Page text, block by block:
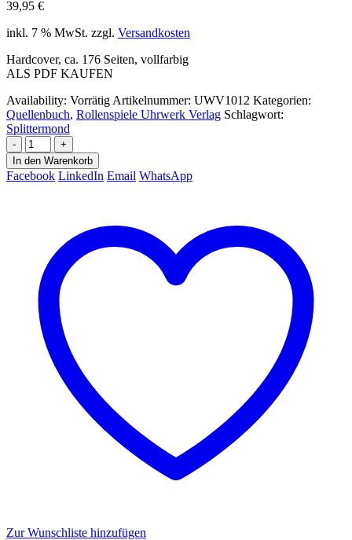
39,95 €
inkl. 7 % MwSt. zzgl. Versandkosten
Hardcover, ca. 176 Seiten, vollfarbig
ALS PDF KAUFEN
Availability: Vorrätig Artikelnummer: UWV1012 Kategorien:
Quellenbuch, Rollenspiele Uhrwerk Verlag Schlagwort:
Splittermond
-
+
In den Warenkorb
Facebook LinkedIn Email WhatsApp
Zur Wunschliste hinzufügen